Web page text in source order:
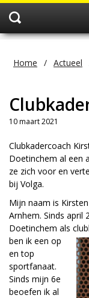
Home / Actueel
10 maart 2021
Clubkadercoach
Doetinchem al een
ze zich voor en
bij Volga.
Mijn naam is
Arnhem. Sinds april
Doetinchem als
ben ik een op
en top
sportfanaat.
Sinds mijn 6e
beoefen ik al